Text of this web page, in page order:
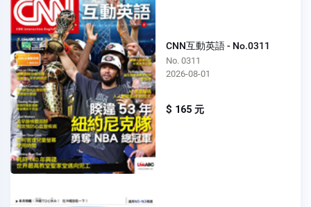
CNN互動英語 - No.0311
No. 0311
2026-08-01
$ 165 元